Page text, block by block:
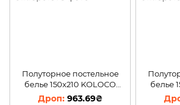
Полуторное постельное
белье 150х210 KOLOCO
(Бело-черная)/06-54 (9)
963.69₴
белье